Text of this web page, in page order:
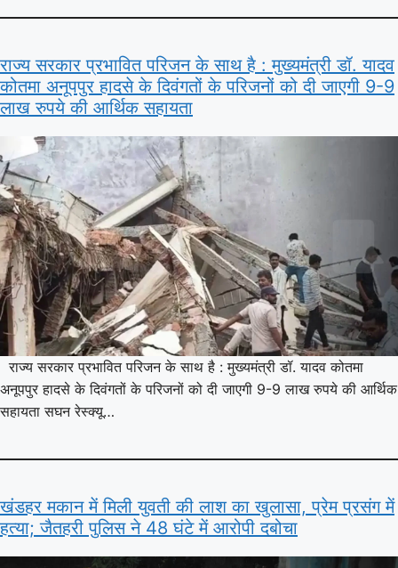
राज्य सरकार प्रभावित परिजन के साथ है : मुख्यमंत्री डॉ. यादव
कोतमा अनूपपुर हादसे के दिवंगतों के परिजनों को दी जाएगी 9-9
लाख रुपये की आर्थिक सहायता
राज्य सरकार प्रभावित परिजन के साथ है : मुख्यमंत्री डॉ. यादव कोतमा
अनूपपुर हादसे के दिवंगतों के परिजनों को दी जाएगी 9-9 लाख रुपये की आर्थिक
सहायता सघन रेस्क्यू…
खंडहर मकान में मिली युवती की लाश का खुलासा, प्रेम प्रसंग में
हत्या; जैतहरी पुलिस ने 48 घंटे में आरोपी दबोचा